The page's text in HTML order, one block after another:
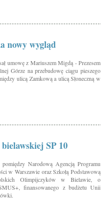
nowy wygląd
umowę z Mariuszem Migdą - Prezesem
Górze na przebudowę ciągu pieszego
ulicą Zamkową a ulicą Słoneczną w
SP 10
Narodową Agencją Programu
w Warszawie oraz Szkołą Podstawową
Olimpijczyków w Bielawie, o
finansowanego z budżetu Unii